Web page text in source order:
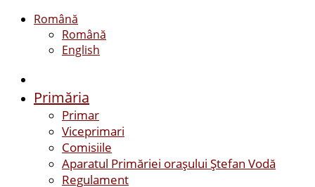
Română
Română
English
Primăria
Primar
Viceprimari
Comisiile
Aparatul Primăriei orașului Ștefan Vodă
Regulament